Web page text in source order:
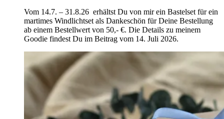
Vom 14.7. – 31.8.26 erhältst Du von mir ein Bastelset für ein
martimes Windlichtset als Dankeschön für Deine Bestellung
ab einem Bestellwert von 50,- €. Die Details zu meinem
Goodie findest Du im Beitrag vom 14. Juli 2026.